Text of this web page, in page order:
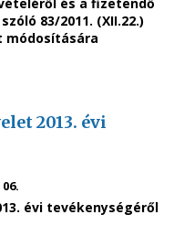
83/2011. (XII.22.)
módosítására
2013. évi
évi tevékenységéről